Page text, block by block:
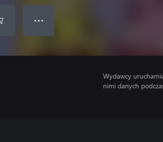
● ● ●
Wydawcy
nimi danych